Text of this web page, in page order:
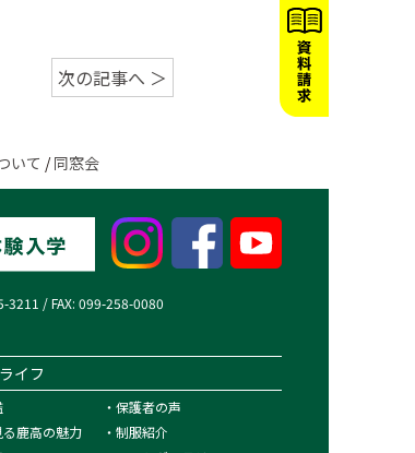
次の記事へ ＞
いて /同窓会
3211 / FAX: 099-258-0080
イフ
・保護者の声
鹿高の魅力 ・制服紹介